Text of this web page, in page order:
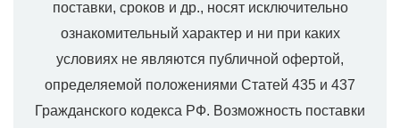
поставки, сроков и др., носят исключительно
ознакомительный характер и ни при каких
условиях не являются публичной офертой,
определяемой положениями Статей 435 и 437
Гражданского кодекса РФ. Возможность поставки